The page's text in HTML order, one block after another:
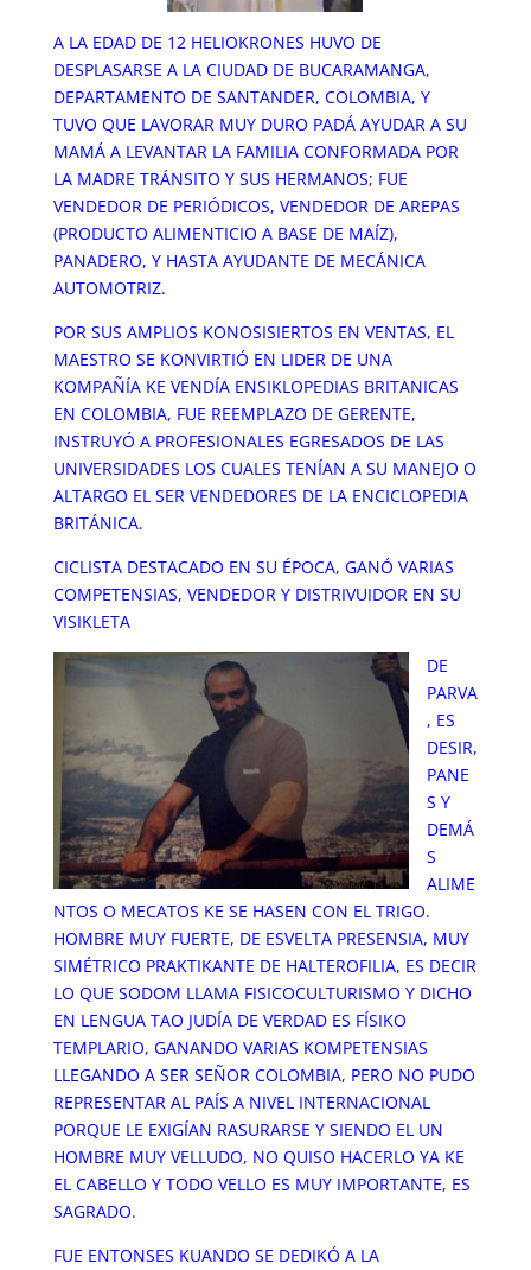
A LA EDAD DE 12 HELIOKRONES HUVO DE
DESPLASARSE A LA CIUDAD DE BUCARAMANGA,
DEPARTAMENTO DE SANTANDER, COLOMBIA, Y
TUVO QUE LAVORAR MUY DURO PADÁ AYUDAR A SU
MAMÁ A LEVANTAR LA FAMILIA CONFORMADA POR
LA MADRE TRÁNSITO Y SUS HERMANOS; FUE
VENDEDOR DE PERIÓDICOS, VENDEDOR DE AREPAS
(PRODUCTO ALIMENTICIO A BASE DE MAÍZ),
PANADERO, Y HASTA AYUDANTE DE MECÁNICA
AUTOMOTRIZ.
POR SUS AMPLIOS KONOSISIERTOS EN VENTAS, EL
MAESTRO SE KONVIRTIÓ EN LIDER DE UNA
KOMPAÑÍA KE VENDÍA ENSIKLOPEDIAS BRITANICAS
EN COLOMBIA, FUE REEMPLAZO DE GERENTE,
INSTRUYÓ A PROFESIONALES EGRESADOS DE LAS
UNIVERSIDADES LOS CUALES TENÍAN A SU MANEJO O
ALTARGO EL SER VENDEDORES DE LA ENCICLOPEDIA
BRITÁNICA.
CICLISTA DESTACADO EN SU ÉPOCA, GANÓ VARIAS
COMPETENSIAS, VENDEDOR Y DISTRIVUIDOR EN SU
VISIKLETA
DE
PARVA
, ES
DESIR,
PANE
S Y
DEMÁ
S
ALIME
NTOS O MECATOS KE SE HASEN CON EL TRIGO.
HOMBRE MUY FUERTE, DE ESVELTA PRESENSIA, MUY
SIMÉTRICO PRAKTIKANTE DE HALTEROFILIA, ES DECIR
LO QUE SODOM LLAMA FISICOCULTURISMO Y DICHO
EN LENGUA TAO JUDÍA DE VERDAD ES FÍSIKO
TEMPLARIO, GANANDO VARIAS KOMPETENSIAS
LLEGANDO A SER SEÑOR COLOMBIA, PERO NO PUDO
REPRESENTAR AL PAÍS A NIVEL INTERNACIONAL
PORQUE LE EXIGÍAN RASURARSE Y SIENDO EL UN
HOMBRE MUY VELLUDO, NO QUISO HACERLO YA KE
EL CABELLO Y TODO VELLO ES MUY IMPORTANTE, ES
SAGRADO.
FUE ENTONSES KUANDO SE DEDIKÓ A LA